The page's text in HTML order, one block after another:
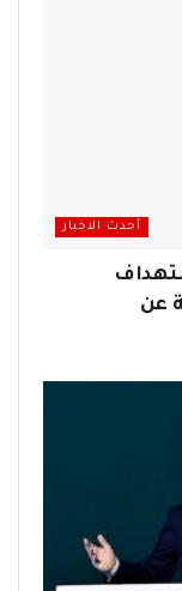
أحدث الاخبار
عن